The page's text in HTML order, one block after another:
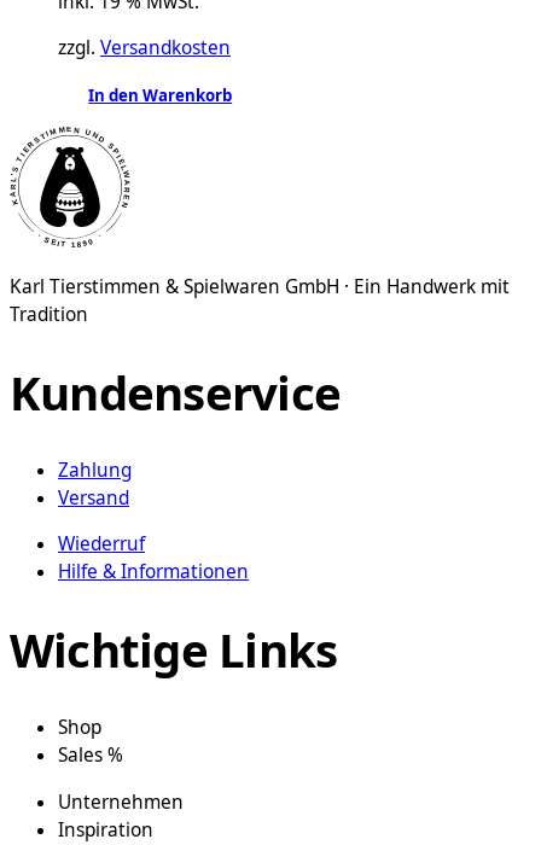
zzgl. Versandkosten
In den Warenkorb
Karl Tierstimmen & Spielwaren GmbH · Ein Handwerk mit
Tradition
Kundenservice
Zahlung
Versand
Wiederruf
Hilfe & Informationen
Wichtige Links
Shop
Sales %
Unternehmen
Inspiration